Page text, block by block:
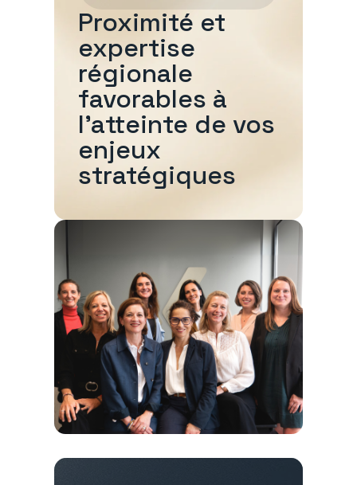
Proximité et
expertise
régionale
favorables à
l'atteinte de vos
enjeux
stratégiques